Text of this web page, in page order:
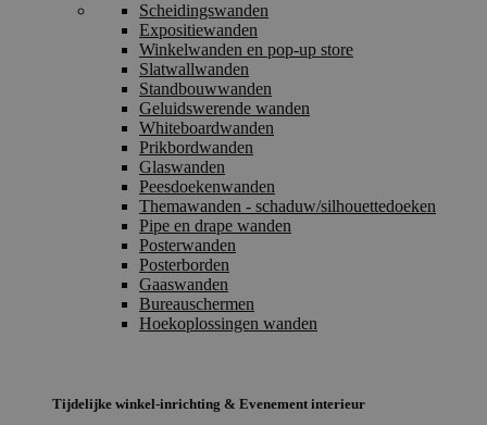
Scheidingswanden
Expositiewanden
Winkelwanden en pop-up store
Slatwallwanden
Standbouwwanden
Geluidswerende wanden
Whiteboardwanden
Prikbordwanden
Glaswanden
Peesdoekenwanden
Themawanden - schaduw/silhouettedoeken
Pipe en drape wanden
Posterwanden
Posterborden
Gaaswanden
Bureauschermen
Hoekoplossingen wanden
Tijdelijke winkel-inrichting & Evenement interieur